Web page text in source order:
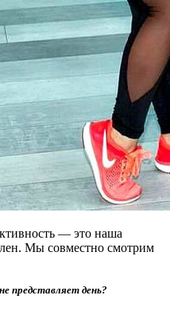
— это наша
Мы совместно смотрим
представляет день?